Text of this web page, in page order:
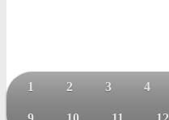
1 2 3 4